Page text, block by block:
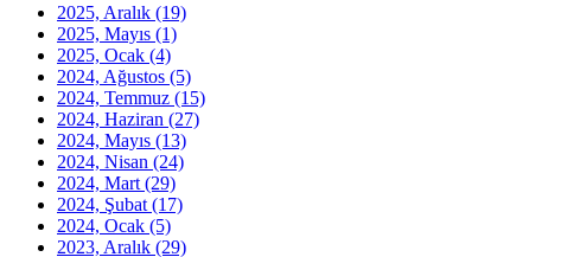
2025, Aralık (19)
2025, Mayıs (1)
2025, Ocak (4)
2024, Ağustos (5)
2024, Temmuz (15)
2024, Haziran (27)
2024, Mayıs (13)
2024, Nisan (24)
2024, Mart (29)
2024, Şubat (17)
2024, Ocak (5)
2023, Aralık (29)